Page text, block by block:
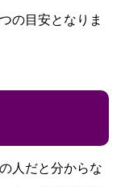
の目安となりま
人だと分からな